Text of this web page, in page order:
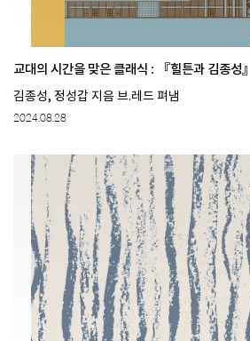
교대의 시간을 맞은 클래식 : 『힐튼과 김종성』
김종성, 정성갑 지음 브.레드 펴냄
2024.08.28